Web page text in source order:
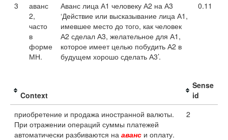
3
аванс
2,
часто
в
форме
МН.
Аванс лица А1 человеку А2 на А3
‘Действие или высказывание лица А1,
имевшее место до того, как человек
А2 сделал А3, желательное для А1,
которое имеет целью побудить А2 в
будущем хорошо сделать А3’.
0.11
Context
Sense
id
приобретение и продажа иностранной валюты.
При отражении операций суммы платежей
автоматически разбиваются на аванс и оплату.
2